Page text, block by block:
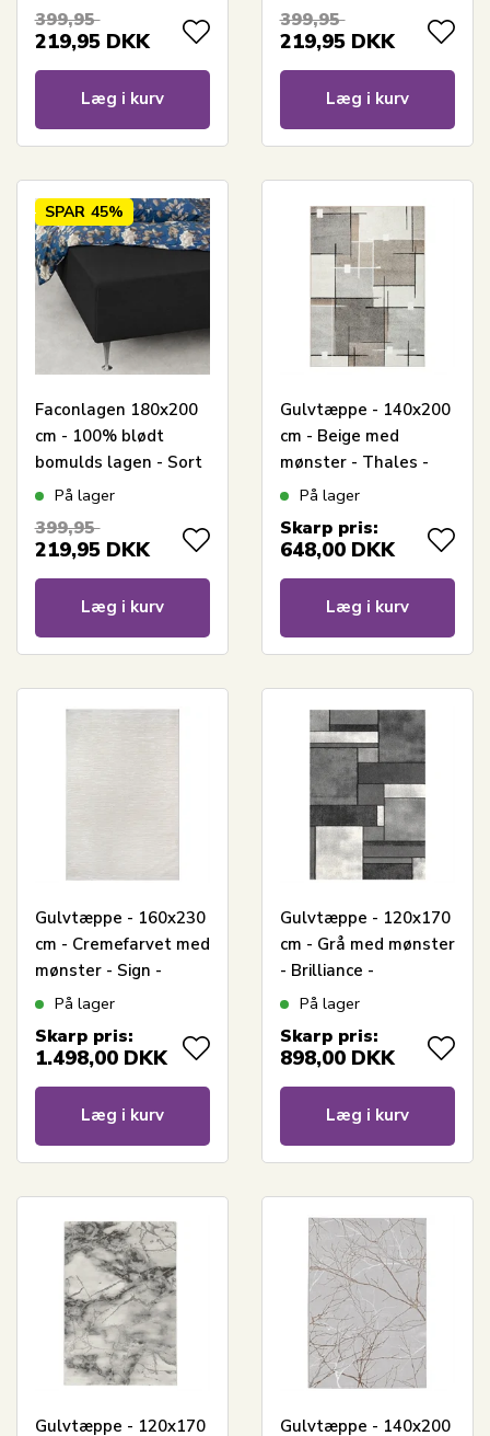
by Nordstrand Home
399,95
219,95 DKK
Læg i kurv
399,95
219,95 DKK
Læg i kurv
SPAR 45%
Faconlagen 180x200
cm - 100% blødt
bomulds lagen - Sort
boxlagen til madras
På lager
399,95
219,95 DKK
Læg i kurv
Gulvtæppe - 140x200
cm - Beige med
mønster - Thales -
Nordstrand Home
På lager
Skarp pris:
648,00 DKK
Læg i kurv
Gulvtæppe - 160x230
cm - Cremefarvet med
mønster - Sign -
Nordstrand Home
På lager
Skarp pris:
1.498,00 DKK
Læg i kurv
Gulvtæppe - 120x170
cm - Grå med mønster
- Brilliance -
Nordstrand Home
På lager
Skarp pris:
898,00 DKK
Læg i kurv
Gulvtæppe - 120x170 Gulvtæppe - 140x200